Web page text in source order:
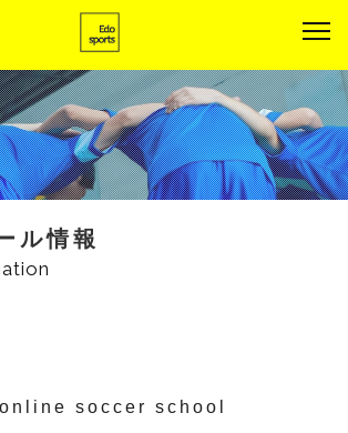
ル情報
soccer school